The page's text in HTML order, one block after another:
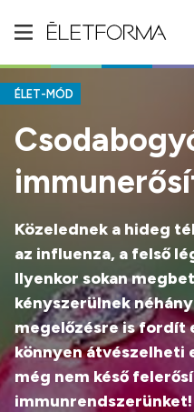
ÉLET-MÓD
Közelednek a hideg
az influenza, a felső
Ilyenkor sokan
kényszerülnek
megelőzésre is fordít
könnyen átvészelheti
még nem késő
immunrendszerünket!